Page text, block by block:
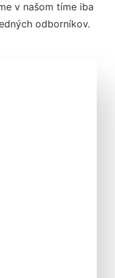
v našom tíme iba
odborníkov.